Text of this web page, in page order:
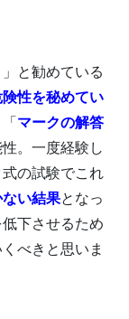
と勧めている
性を秘めてい
マークの解答
。一度経験し
の試験でこれ
い結果となっ
下させるため
べきと思いま